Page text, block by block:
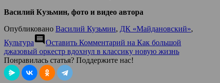
Василий Кузьмин, фото и видео автора
Опубликовано Василий Кузьмин, ДК «Майдановский»,
Культураcomment Оставить Комментарий на Как большой
джазовый оркестр вдохнул в классику новую жизнь
Понравилась статья? Поддержите нас!